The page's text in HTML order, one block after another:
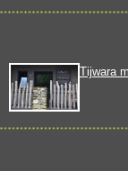
Tijwara